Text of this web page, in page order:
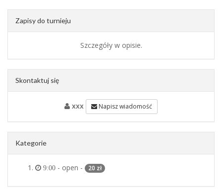
Zapisy do turnieju
Szczegóły w opisie.
Skontaktuj się
xxx Napisz wiadomość
Kategorie
9:00 - open - 20 zł